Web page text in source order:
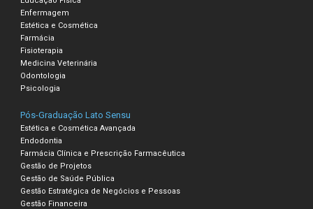
Enfermagem
Estética e Cosmética
Farmácia
Fisioterapia
Medicina Veterinária
Odontologia
Psicologia
Pós-Graduação Lato Sensu
Estética e Cosmética Avançada
Endodontia
Farmácia Clínica e Prescrição Farmacêutica
Gestão de Projetos
Gestão de Saúde Pública
Gestão Estratégica de Negócios e Pessoas
Gestão Financeira